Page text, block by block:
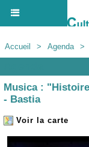
Accueil > Agenda >
Musica :
- Bastia
Voir la carte